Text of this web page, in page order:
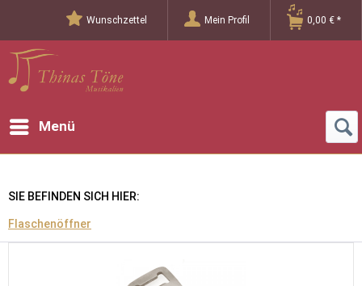
Wunschzettel Mein Profil 0,00 € *
Menü
SIE BEFINDEN SICH HIER:
Flaschenöffner